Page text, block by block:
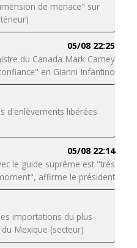
de menace" sur
05/08 22:25
du Canada Mark Carney
en Gianni Infantino
d'enlèvements libérées
05/08 22:14
le guide suprême est "très
affirme le président
importations du plus
Mexique (secteur)